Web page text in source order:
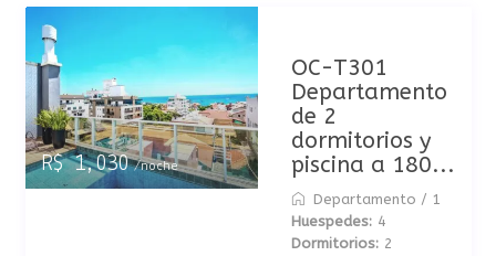
R$ 1,030/noche
OC-T301
Departamento
de 2
dormitorios y
piscina a 180...
Departamento / 1
Huespedes: 4
Dormitorios: 2